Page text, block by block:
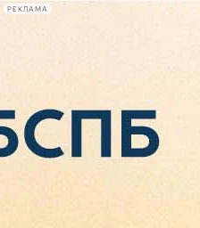
РЕКЛАМА
Сегодня:
2026.08.06